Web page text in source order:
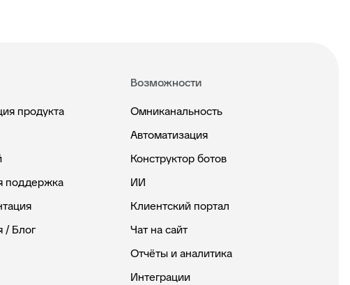
продукта
поддержка
/ Блог
Возможности
Омниканальность
Автоматизация
Конструктор ботов
ИИ
Клиентский портал
Чат на сайт
Отчёты и аналитика
Интеграции